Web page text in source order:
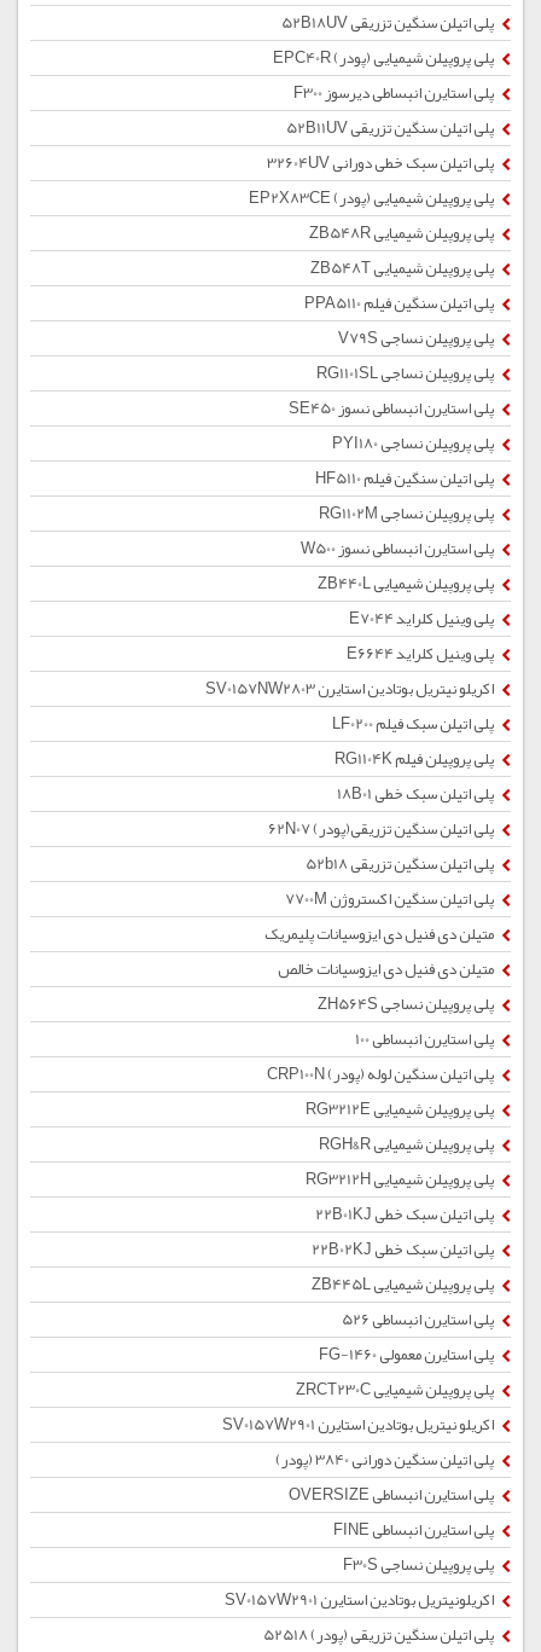
پلی اتیلن سنگین تزریقی 52B18UV
پلی پروپیلن شیمیایی (پودر) EPC40R
پلی استایرن انبساطی دیرسوز F300
پلی اتیلن سنگین تزریقی 52B11UV
پلی اتیلن سبک خطی دورانی 32604UV
پلی پروپیلن شیمیایی (پودر) EP2X83CE
پلی پروپیلن شیمیایی ZB548R
پلی پروپیلن شیمیایی ZB548T
پلی اتیلن سنگین فیلم PPA5110
پلی پروپیلن نساجی V79S
پلی پروپیلن نساجی RG1101SL
پلی استایرن انبساطی نسوز SE450
پلی پروپیلن نساجی PYI180
پلی اتیلن سنگین فیلم HF5110
پلی پروپیلن نساجی RG1102M
پلی استایرن انبساطی نسوز W500
پلی پروپیلن شیمیایی ZB440L
پلی وینیل کلراید E7044
پلی وینیل کلراید E6644
اکریلو نیتریل بوتادین استایرن SV0157NW2803
پلی اتیلن سبک فیلم LF0200
پلی پروپیلن فیلم RG1104K
پلی اتیلن سبک خطی 18B01
پلی اتیلن سنگین تزریقی(پودر) 62N07
پلی اتیلن سنگین تزریقی 52b18
پلی اتیلن سنگین اکستروژن 7700M
متیلن دی فنیل دی ایزوسیانات پلیمریک
متیلن دی فنیل دی ایزوسیانات خالص
پلی پروپیلن نساجی ZH564S
پلی استایرن انبساطی 100
پلی اتیلن سنگین لوله (پودر) CRP100N
پلی پروپیلن شیمیایی RG3212E
پلی پروپیلن شیمیایی RGH&R
پلی پروپیلن شیمیایی RG3212H
پلی اتیلن سبک خطی 22B01KJ
پلی اتیلن سبک خطی 22B02KJ
پلی پروپیلن شیمیایی ZB445L
پلی استایرن انبساطی 526
پلی استایرن معمولی 1460-FG
پلی پروپیلن شیمیایی ZRCT230C
اکریلو نیتریل بوتادین استایرن SV0157W2901
پلی اتیلن سنگین دورانی 3840 (پودر)
پلی استایرن انبساطی OVERSIZE
پلی استایرن انبساطی FINE
پلی پروپیلن نساجی F30S
اکریلونیتریل بوتادین استایرن SV0157W2901
پلی اتیلن سنگین تزریقی (پودر) 52518